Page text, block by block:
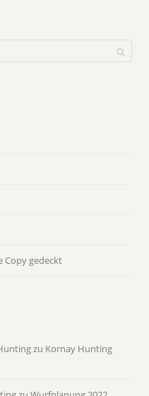
Copy gedeckt
zu Kornay Hunting